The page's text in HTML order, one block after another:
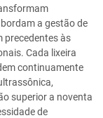
a gestão de
precedentes às
Cada lixeira
continuamente
superior a noventa
de